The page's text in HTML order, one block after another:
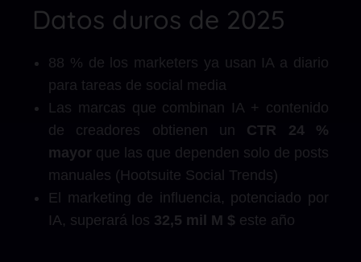
Datos duros de 2025
88 % de los marketers ya usan IA a diario
para tareas de social media
Las marcas que combinan IA + contenido
de creadores obtienen un CTR 24 %
mayor que las que dependen solo de posts
manuales (Hootsuite Social Trends)
El marketing de influencia, potenciado por
IA, superará los 32,5 mil M $ este año